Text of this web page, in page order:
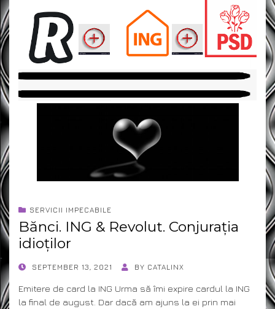
SERVICII IMPECABILE
Bănci. ING & Revolut. Conjurația
idioților
POSTEDSEPTEMBER 13, 2021 BY CATALINX
Emitere de card la ING Urma să îmi expire cardul la ING
la final de august. Dar dacă am ajuns la ei prin mai